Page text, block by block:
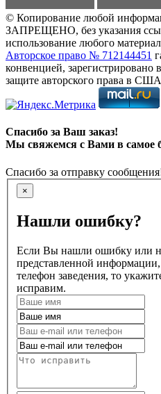
© Копирование любой
ЗАПРЕЩЕНО, без указания
использование любого
Авторское право № 712144451
конвенцией,
защите авторского права в
Спасибо за Ваш заказ!
Мы свяжемся с Вами в самое
Спасибо за отправку
×
Нашли ошибку?
Если Вы нашли ошибку или
представленной
телефон заведения, то
исправим.